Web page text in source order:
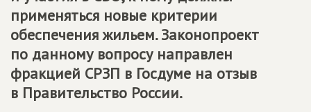
применяться новые критерии
обеспечения жильем. Законопроект
по данному вопросу направлен
фракцией СРЗП в Госдуме на отзыв
в Правительство России.